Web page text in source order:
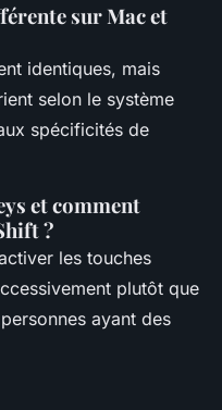
sur Mac et
identiques, mais
selon le système
spécificités de
et comment
?
les touches
plutôt que
ayant des